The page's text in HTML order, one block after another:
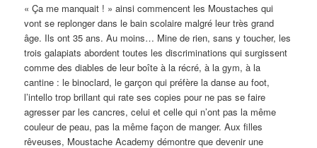
« Ça me manquait ! » ainsi commencent les Moustaches qui
vont se replonger dans le bain scolaire malgré leur très grand
âge. Ils ont 35 ans. Au moins… Mine de rien, sans y toucher, les
trois galapiats abordent toutes les discriminations qui surgissent
comme des diables de leur boîte à la récré, à la gym, à la
cantine : le binoclard, le garçon qui préfère la danse au foot,
l’intello trop brillant qui rate ses copies pour ne pas se faire
agresser par les cancres, celui et celle qui n’ont pas la même
couleur de peau, pas la même façon de manger. Aux filles
rêveuses, Moustache Academy démontre que devenir une